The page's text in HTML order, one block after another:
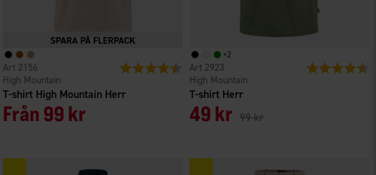
4.7 utav 5 stjärnor
T-shirt High Mountain Herr
High Mountain
2156
Från99 kr
Betyg: 4.6 utav 5 stjärnor
+2
T-shirt Herr
High Mountain
2923
49 kr 99 kr
Betyg: